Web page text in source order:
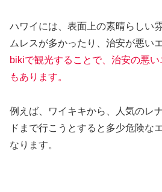
ハワイには、表面上の素晴らしい
ムレスが多かったり、治安が悪い
bikiで観光することで、治安の悪
もあります。
例えば、ワイキキから、人気のレ
ドまで行こうとすると多少危険な
なります。